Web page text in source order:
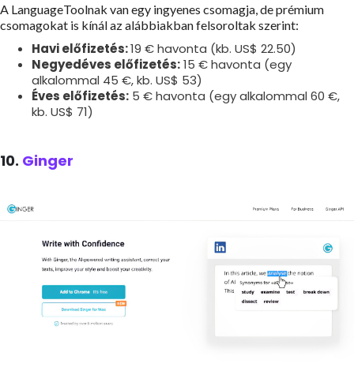
A LanguageToolnak van egy ingyenes csomagja, de prémium
csomagokat is kínál az alábbiakban felsoroltak szerint:
Havi előfizetés:19 € havonta (kb. US$ 22.50)
Negyedéves előfizetés:15 € havonta (egy
alkalommal 45 €, kb. US$ 53)
Éves előfizetés: 5 € havonta (egy alkalommal 60 €,
kb. US$ 71)
10. Ginger